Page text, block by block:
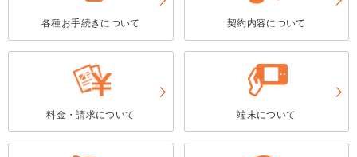
各種お手続きについて 契約内容について
料金・請求について 端末について